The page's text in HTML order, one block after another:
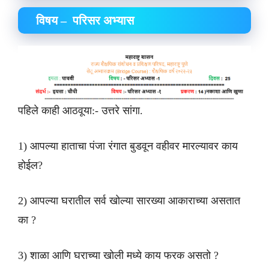
विषय – परिसर अभ्यास
पहिले काही आठवूया:- उत्तरे सांगा.
1) आपल्या हाताचा पंजा रंगात बुडवून वहीवर मारल्यावर काय
होईल?
2) आपल्या घरातील सर्व खोल्या सारख्या आकाराच्या असतात
का ?
3) शाळा आणि घराच्या खोली मध्ये काय फरक असतो ?